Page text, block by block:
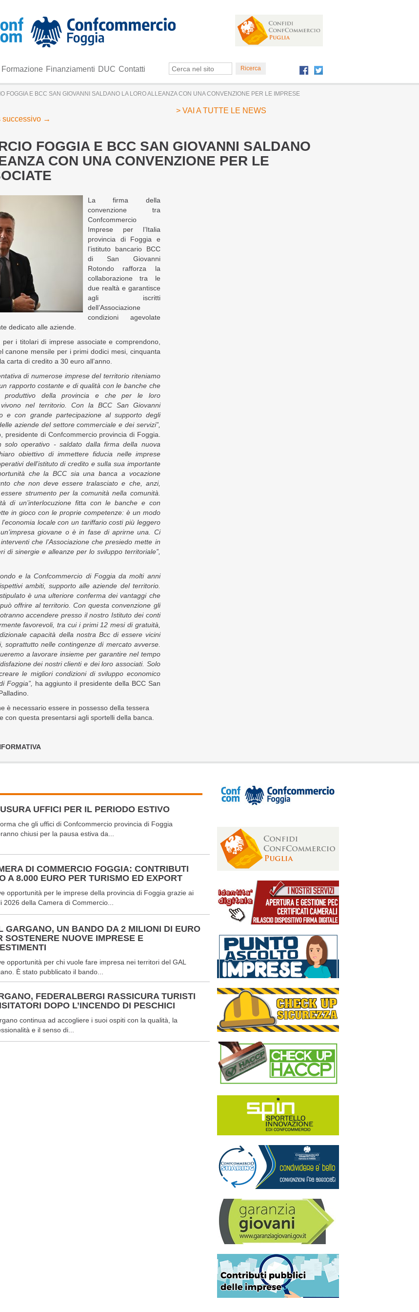
Formazione Finanziamenti DUC Contatti
FOGGIA E BCC SAN GIOVANNI SALDANO LA LORO ALLEANZA CON UNA CONVENZIONE PER LE IMPRESE
successivo →
FOGGIA E BCC SAN GIOVANNI SALDANO
CON UNA CONVENZIONE PER LE
> VAI A TUTTE LE NEWS
La firma della
convenzione tra
Confcommercio
Imprese per l’Italia
provincia di Foggia e
l’istituto bancario BCC
di San Giovanni
Rotondo rafforza la
collaborazione tra le
due realtà e garantisce
agli iscritti
dell’Associazione
condizioni agevolate
dedicato alle aziende.
per i titolari di imprese associate e comprendono,
canone mensile per i primi dodici mesi, cinquanta
carta di credito a 30 euro all’anno.
di numerose imprese del territorio riteniamo
rapporto costante e di qualità con le banche che
produttivo della provincia e che per le loro
nel territorio. Con la BCC San Giovanni
e con grande partecipazione al supporto degli
aziende del settore commerciale e dei servizi”,
presidente di Confcommercio provincia di Foggia.
operativo - saldato dalla firma della nuova
obiettivo di immettere fiducia nelle imprese
dell’istituto di credito e sulla sua importante
che la BCC sia una banca a vocazione
che non deve essere tralasciato e che, anzi,
strumento per la comunità nella comunità.
di un’interlocuzione fitta con le banche e con
in gioco con le proprie competenze: è un modo
locale con un tariffario costi più leggero
giovane o è in fase di aprirne una. Ci
che l’Associazione che presiedo mette in
di sinergie e alleanze per lo sviluppo territoriale”,
e la Confcommercio di Foggia da molti anni
ambiti, supporto alle aziende del territorio.
è una ulteriore conferma dei vantaggi che
offrire al territorio. Con questa convenzione gli
accendere presso il nostro Istituto dei conti
favorevoli, tra cui i primi 12 mesi di gratuità,
capacità della nostra Bcc di essere vicini
soprattutto nelle contingenze di mercato avverse.
a lavorare insieme per garantire nel tempo
dei nostri clienti e dei loro associati. Solo
le migliori condizioni di sviluppo economico
Foggia”,
ha aggiunto il presidente della BCC San
è necessario essere in possesso della tessera
con questa presentarsi agli sportelli della banca.
UFFICI PER IL PERIODO ESTIVO
che gli uffici di Confcommercio provincia di Foggia
chiusi per la pausa estiva da...
DI COMMERCIO FOGGIA: CONTRIBUTI
A 8.000 EURO PER TURISMO ED EXPORT
opportunità per le imprese della provincia di Foggia grazie ai
2026 della Camera di Commercio...
GARGANO, UN BANDO DA 2 MILIONI DI EURO
SOSTENERE NUOVE IMPRESE E
opportunità per chi vuole fare impresa nei territori del GAL
È stato pubblicato il bando...
FEDERALBERGI RASSICURA TURISTI
DOPO L’INCENDO DI PESCHICI
continua ad accogliere i suoi ospiti con la qualità, la
e il senso di...